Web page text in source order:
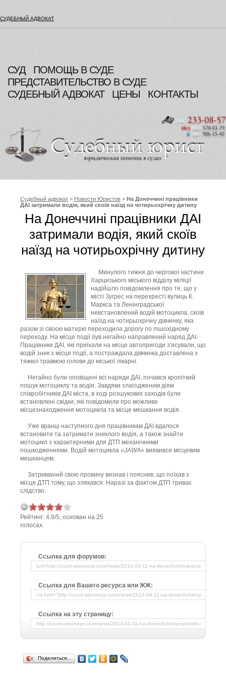
СУДЕБНЫЙ АДВОКАТ
СУД
ПОМОЩЬ В СУДЕ
ПРЕДСТАВИТЕЛЬСТВО В СУДЕ
СУДЕБНЫЙ АДВОКАТ
ЦЕНЫ КОНТАКТЫ
Судебный адвокат > Новости Юристов > На Донеччині працівники
ДАІ затримали водія, який скоїв наїзд на чотирьохрічну дитину
На Донеччині працівники ДАІ
затримали водія, який скоїв
наїзд на чотирьохрічну дитину
Минулого тижня до чергової частини
Харцизького міського відділу міліції
надійшло повідомлення про те, що у
місті Зугрес на перехресті вулиць К.
Маркса та Ленінградської
невстановлений водій мотоцикла, скоїв
наїзд на чотирьохрічну дівчинку, яка
разом зі своєю матерю переходила дорогу по пішохідному
переходу. На місце події був негайно направлений наряд ДАІ.
Працівники ДАІ, які приїхали на місце автопригоди з'ясували, що
водій зник з місця події, а постраждала дівчинка доставлена з
тяжкої травмою голови до міської лікарні.
Негайно були оповіщені всі наряди ДАІ, почався кропіткий
пошук мотоциклу та водія. Завдяки злагодженим діям
співробітників ДАІ міста, в ході розшукових заходів були
встановлені свідки, які повідомили про можливе
місцезнаходження мотоцикла та місце мешкання водія.
Уже вранці наступного дня працівникам ДАІ вдалося
встановити та затримати зниклого водія, а також знайти
мотоцикл з характерними для ДТП механічними
пошкодженнями. Водій мотоцикла «JAWA» виявився місцевим
мешканцем.
Затриманий свою провину визнав і пояснив, що поїхав з
місця ДТП тому, що злякався. Наразі за фактом ДТП триває
слідство.
Рейтинг: 4.8/5, основан на 25
голосах.
Ссылка для форумов:
Ссылка для Вашего ресурса или ЖЖ:
Ссылка на эту страницу:
Поделиться…